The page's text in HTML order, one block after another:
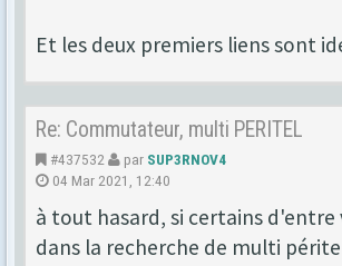
Et les deux premiers liens sont
Re: Commutateur, multi PERITEL
#437532 par SUP3RNOV4
04 Mar 2021, 12:40
à tout hasard, si certains d'entre
dans la recherche de multi